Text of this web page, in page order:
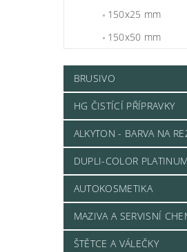
150x25 mm
150x50 mm
BRUSIVO
HG ČISTÍCÍ PŘÍPRAVKY
ALKYTON - BARVA NA
DUPLI-COLOR PLATINUM
AUTOKOSMETIKA
MAZIVA A SERVISNÍ
ŠTĚTCE A VÁLEČKY